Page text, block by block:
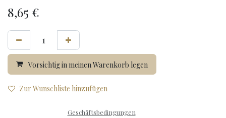
8,65 €
Vorsichtig in meinen Warenkorb legen
Zur Wunschliste hinzufügen
Geschäftsbedingungen